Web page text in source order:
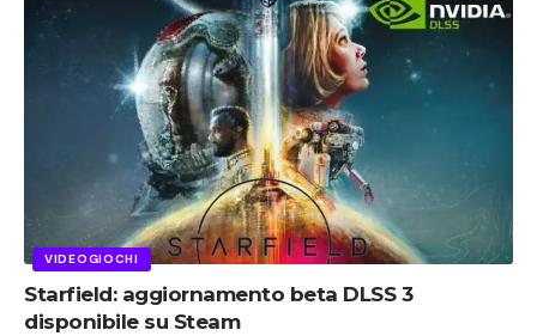
VIDEOGIOCHI
Starfield: aggiornamento beta DLSS 3
disponibile su Steam